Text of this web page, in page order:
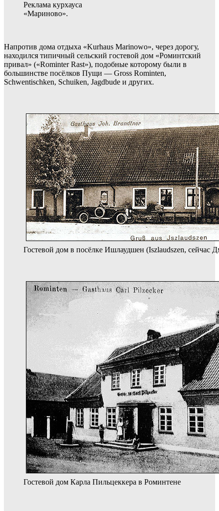
Реклама курхауса
«Мариново».
Напротив дома отдыха «Kurhaus Marinowo», через дорогу,
находился типичный сельский гостевой дом «Роминтский
привал» («Rominter Rast»), подобные которому были в
большинстве посёлков Пущи — Gross Rominten,
Schwentischken, Schuiken, Jagdbude и других.
Гостевой дом в посёлке Ишлаудшен (Iszlaudszen, сейчас
Гостевой дом Карла Пильцеккера в Роминтене